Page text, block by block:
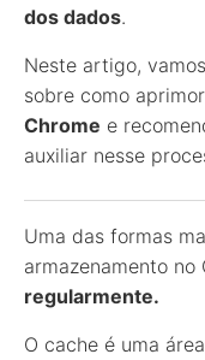
dos dados.
Neste artigo,
sobre como
Chrome e
auxiliar nesse
Uma das formas
armazenamento no
regularmente.
O cache é uma